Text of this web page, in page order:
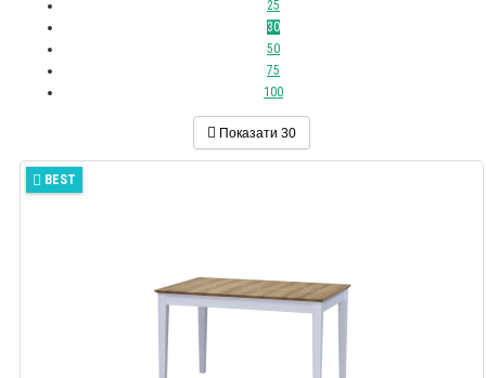
25
30
50
75
100
Показати 30
BEST